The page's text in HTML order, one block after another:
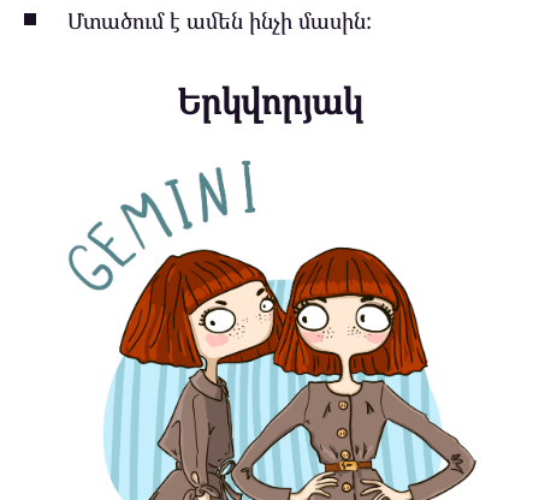
Մտածում է ամեն ինչի մասին:
Երկվորյակ